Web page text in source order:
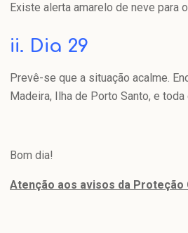
Existe alerta amarelo de neve para
ii. Dia 29
Prevê-se que a situação acalme.
Madeira, Ilha de Porto Santo, e
Bom dia!
Atenção aos avisos da